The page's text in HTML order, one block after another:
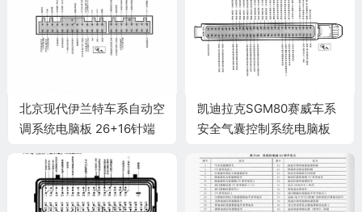
北京现代伊兰特车系自动空
调系统电脑板 26+16针端
凯迪拉克SGM80赛威车系
安全气囊控制系统电脑板